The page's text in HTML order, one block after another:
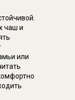
чаш и
или